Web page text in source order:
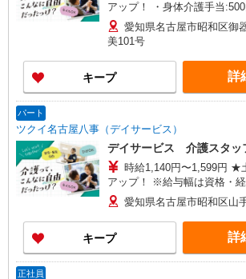
アップ！ ・身体介護手当
深夜手当:300円/時間 （
帯） ・ICT手当:2,000円/月
・ケア→ケアの移動時間も賃
特定事業所加算手当:60円/時
格・経験等による
愛知県名古屋市昭和区
美101号
キープ 詳
パート
ツクイ名古屋八事（デイサービス）
デイサービス 介護スタッ
時給1,140円〜1,599円 ★土日祝日は時給100円
アップ！ ※給与幅は資格・
愛知県名古屋市昭和区山
キープ 詳
正社員